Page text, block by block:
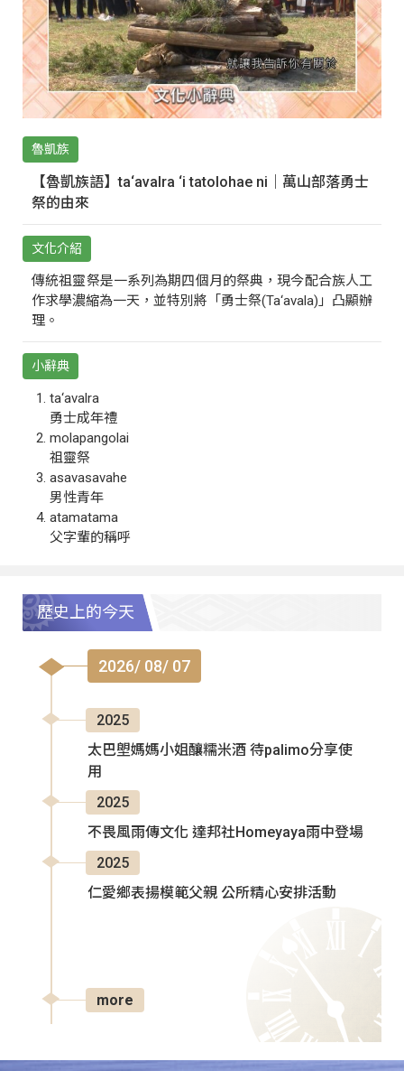
魯凱族
【魯凱族語】ta‘avalra ‘i tatolohae ni｜萬山部落勇士
祭的由來
文化介紹
傳統祖靈祭是一系列為期四個月的祭典，現今配合族人工
作求學濃縮為一天，並特別將「勇士祭(Ta‘avala)」凸顯辦
理。
小辭典
ta‘avalra
勇士成年禮
molapangolai
祖靈祭
asavasavahe
男性青年
atamatama
父字輩的稱呼
歷史上的今天
2026/ 08/ 07
2025
太巴塱媽媽小姐釀糯米酒 待palimo分享使
用
2025
不畏風雨傳文化 達邦社Homeyaya雨中登場
2025
仁愛鄉表揚模範父親 公所精心安排活動
more